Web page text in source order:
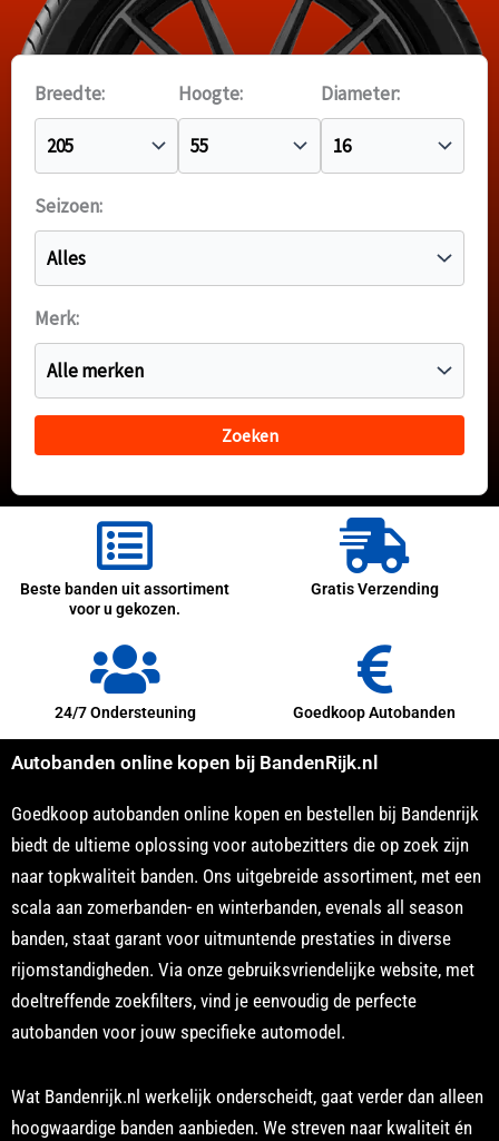
Breedte: Hoogte: Diameter:
Seizoen:
Merk:
Beste banden uit assortiment
voor u gekozen.
Gratis Verzending
24/7 Ondersteuning Goedkoop Autobanden
Autobanden online kopen bij BandenRijk.nl
Goedkoop autobanden online kopen en bestellen bij Bandenrijk
biedt de ultieme oplossing voor autobezitters die op zoek zijn
naar topkwaliteit banden. Ons uitgebreide assortiment, met een
scala aan zomerbanden- en winterbanden, evenals all season
banden, staat garant voor uitmuntende prestaties in diverse
rijomstandigheden. Via onze gebruiksvriendelijke website, met
doeltreffende zoekfilters, vind je eenvoudig de perfecte
autobanden voor jouw specifieke automodel.
Wat Bandenrijk.nl werkelijk onderscheidt, gaat verder dan alleen
hoogwaardige banden aanbieden. We streven naar kwaliteit én